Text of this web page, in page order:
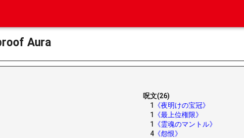
Aura
呪文(26)
1
《夜明けの宝冠》
1
《最上位権限》
1
《霊魂のマントル》
4 《怨恨》